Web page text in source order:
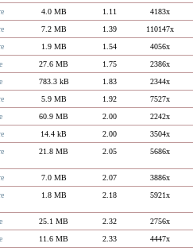
4.0 MB 1.11 4183x
7.2 MB 1.39 110147x
1.9 MB 1.54 4056x
27.6 MB 1.75 2386x
783.3 kB 1.83 2344x
5.9 MB 1.92 7527x
60.9 MB 2.00 2242x
14.4 kB 2.00 3504x
21.8 MB 2.05 5686x
7.0 MB 2.07 3886x
1.8 MB 2.18 5921x
25.1 MB 2.32 2756x
11.6 MB 2.33 4447x